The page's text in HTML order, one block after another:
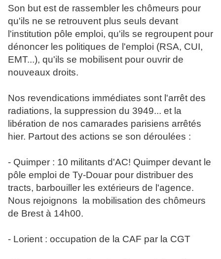
Son but est de rassembler les chômeurs pour
qu'ils ne se retrouvent plus seuls devant
l'institution pôle emploi, qu'ils se regroupent pour
dénoncer les politiques de l'emploi (RSA, CUI,
EMT...), qu'ils se mobilisent pour ouvrir de
nouveaux droits.
Nos revendications immédiates sont l'arrêt des
radiations, la suppression du 3949... et la
libération de nos camarades parisiens arrêtés
hier. Partout des actions se son déroulées :
- Quimper : 10 militants d'AC! Quimper devant le
pôle emploi de Ty-Douar pour distribuer des
tracts, barbouiller les extérieurs de l'agence.
Nous rejoignons la mobilisation des chômeurs
de Brest à 14h00.
- Lorient : occupation de la CAF par la CGT